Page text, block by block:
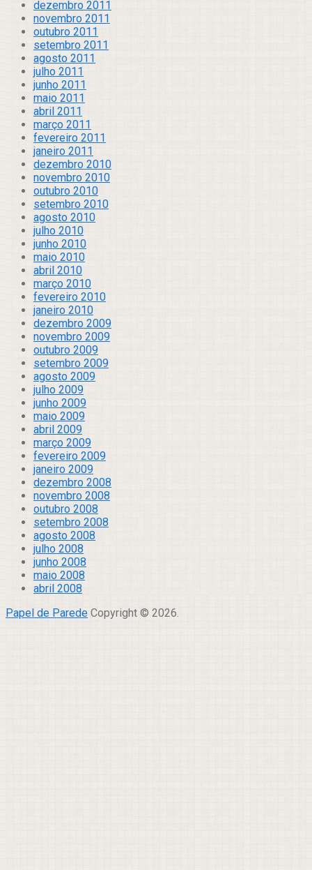
dezembro 2011
novembro 2011
outubro 2011
setembro 2011
agosto 2011
julho 2011
junho 2011
maio 2011
abril 2011
março 2011
fevereiro 2011
janeiro 2011
dezembro 2010
novembro 2010
outubro 2010
setembro 2010
agosto 2010
julho 2010
junho 2010
maio 2010
abril 2010
março 2010
fevereiro 2010
janeiro 2010
dezembro 2009
novembro 2009
outubro 2009
setembro 2009
agosto 2009
julho 2009
junho 2009
maio 2009
abril 2009
março 2009
fevereiro 2009
janeiro 2009
dezembro 2008
novembro 2008
outubro 2008
setembro 2008
agosto 2008
julho 2008
junho 2008
maio 2008
abril 2008
Papel de Parede Copyright © 2026.